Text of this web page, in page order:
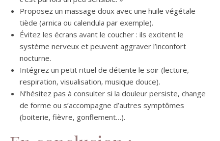
Proposez un massage doux avec une huile végétale
tiède (arnica ou calendula par exemple).
Évitez les écrans avant le coucher : ils excitent le
système nerveux et peuvent aggraver l’inconfort
nocturne.
Intégrez un petit rituel de détente le soir (lecture,
respiration, visualisation, musique douce).
N’hésitez pas à consulter si la douleur persiste, change
de forme ou s’accompagne d’autres symptômes
(boiterie, fièvre, gonflement…).